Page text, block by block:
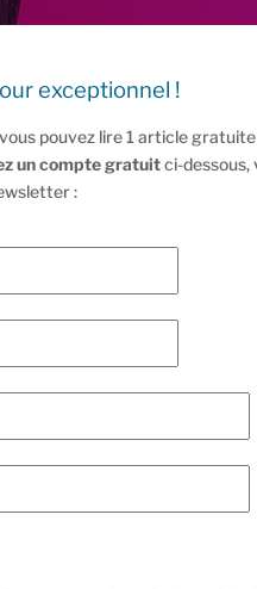
exceptionnel !
pouvez lire 1 article
un compte gratuitci-dessous,
: